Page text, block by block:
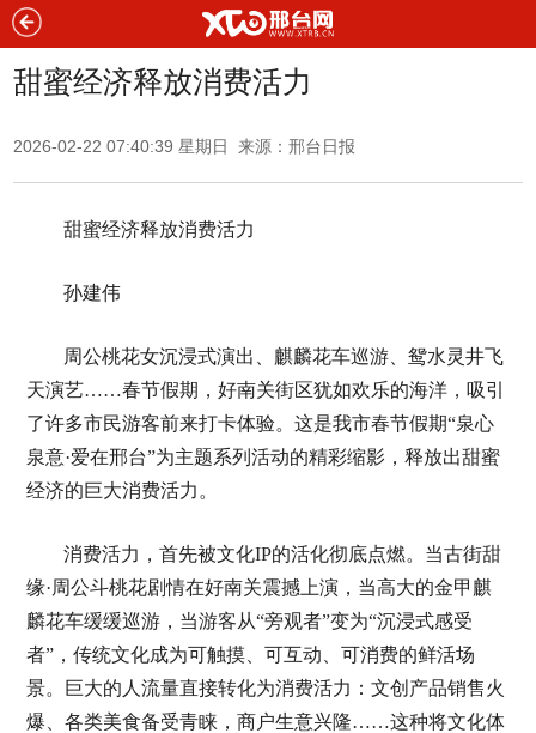
甜蜜经济释放消费活力
2026-02-22 07:40:39 星期日 来源：邢台日报
甜蜜经济释放消费活力
孙建伟
周公桃花女沉浸式演出、麒麟花车巡游、鸳水灵井飞
天演艺……春节假期，好南关街区犹如欢乐的海洋，吸引
了许多市民游客前来打卡体验。这是我市春节假期“泉心
泉意·爱在邢台”为主题系列活动的精彩缩影，释放出甜蜜
经济的巨大消费活力。
消费活力，首先被文化IP的活化彻底点燃。当古街甜
缘·周公斗桃花剧情在好南关震撼上演，当高大的金甲麒
麟花车缓缓巡游，当游客从“旁观者”变为“沉浸式感受
者”，传统文化成为可触摸、可互动、可消费的鲜活场
景。巨大的人流量直接转化为消费活力：文创产品销售火
爆、各类美食备受青睐，商户生意兴隆……这种将文化体